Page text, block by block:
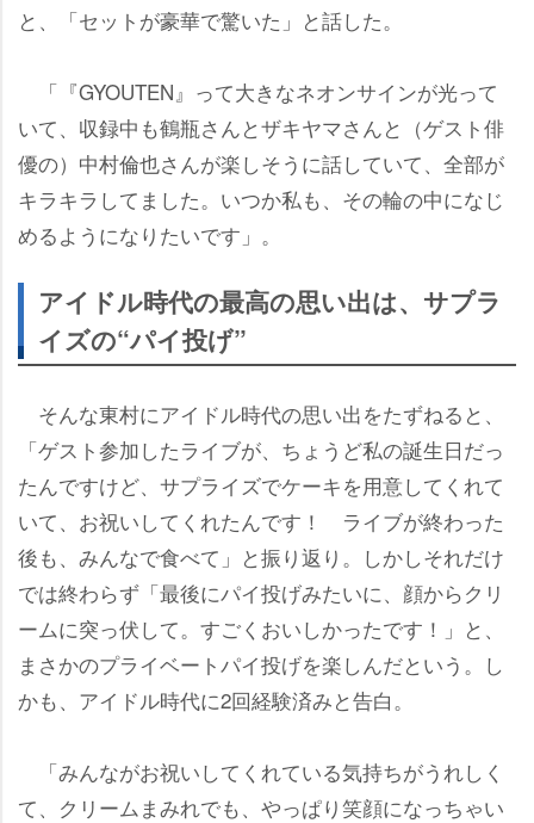
と、「セットが豪華で驚いた」と話した。
「『GYOUTEN』って大きなネオンサインが光って
いて、収録中も鶴瓶さんとザキヤマさんと（ゲスト俳
優の）中村倫也さんが楽しそうに話していて、全部が
キラキラしてました。いつか私も、その輪の中になじ
めるようになりたいです」。
アイドル時代の最高の思い出は、サプラ
イズの“パイ投げ”
そんな東村にアイドル時代の思い出をたずねると、
「ゲスト参加したライブが、ちょうど私の誕生日だっ
たんですけど、サプライズでケーキを用意してくれて
いて、お祝いしてくれたんです！ ライブが終わった
後も、みんなで食べて」と振り返り。しかしそれだけ
では終わらず「最後にパイ投げみたいに、顔からクリ
ームに突っ伏して。すごくおいしかったです！」と、
まさかのプライベートパイ投げを楽しんだという。し
かも、アイドル時代に2回経験済みと告白。
「みんながお祝いしてくれている気持ちがうれしく
て、クリームまみれでも、やっぱり笑顔になっちゃい